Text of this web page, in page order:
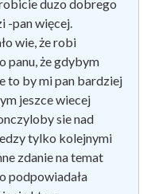
duzo dobrego
-pan więcej.
wie, że robi
panu, że gdybym
to by mi pan bardziej
jeszce wiecej
sie nad
tylko kolejnymi
zdanie na temat
podpowiadała